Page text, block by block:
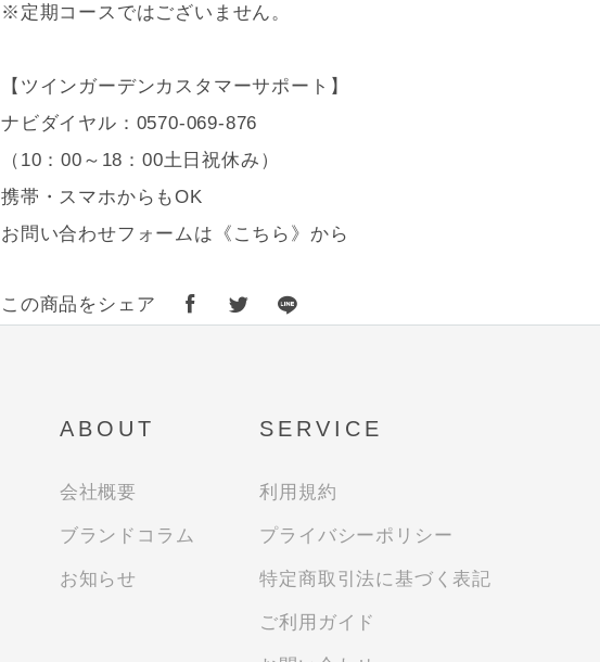
※定期コースではございません。
【ツインガーデンカスタマーサポート】
ナビダイヤル： 0570-069-876
（10：00～18：00土日祝休み）
携帯・スマホからもOK
お問い合わせフォームは 《こちら》 から
この商品をシェア
ABOUT
会社概要
ブランドコラム
お知らせ
SERVICE
利用規約
プライバシーポリシー
特定商取引法に基づく表記
ご利用ガイド